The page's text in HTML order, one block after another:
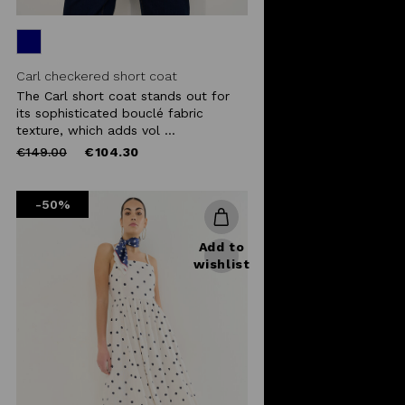
Carl checkered short coat
The Carl short coat stands out for
its sophisticated bouclé fabric
texture, which adds vol ...
Price
€149.00to €104.30
-50%
Add to
wishlist